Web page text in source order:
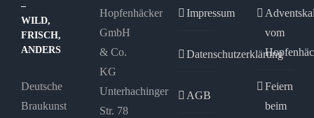
–
WILD,
FRISCH,
ANDERS
Deutsche
Braukunst
Hopfenhäcker
GmbH
& Co.
KG
Unterhachinger
Str. 78
Impressum
Datenschutzerklärung
AGB
vom
Feiern
beim